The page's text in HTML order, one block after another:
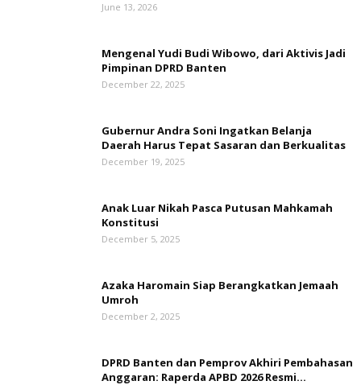
June 13, 2026
Mengenal Yudi Budi Wibowo, dari Aktivis Jadi
Pimpinan DPRD Banten
December 22, 2025
Gubernur Andra Soni Ingatkan Belanja
Daerah Harus Tepat Sasaran dan Berkualitas
December 19, 2025
Anak Luar Nikah Pasca Putusan Mahkamah
Konstitusi
December 5, 2025
Azaka Haromain Siap Berangkatkan Jemaah
Umroh
December 2, 2025
DPRD Banten dan Pemprov Akhiri Pembahasan
Anggaran: Raperda APBD 2026 Resmi...